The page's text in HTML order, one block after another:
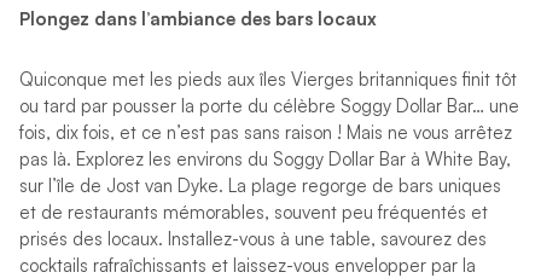
Plongez dans l’ambiance des bars locaux
Quiconque met les pieds aux îles Vierges britanniques finit tôt
ou tard par pousser la porte du célèbre Soggy Dollar Bar… une
fois, dix fois, et ce n’est pas sans raison ! Mais ne vous arrêtez
pas là. Explorez les environs du Soggy Dollar Bar à White Bay,
sur l’île de Jost van Dyke. La plage regorge de bars uniques
et de restaurants mémorables, souvent peu fréquentés et
prisés des locaux. Installez-vous à une table, savourez des
cocktails rafraîchissants et laissez-vous envelopper par la